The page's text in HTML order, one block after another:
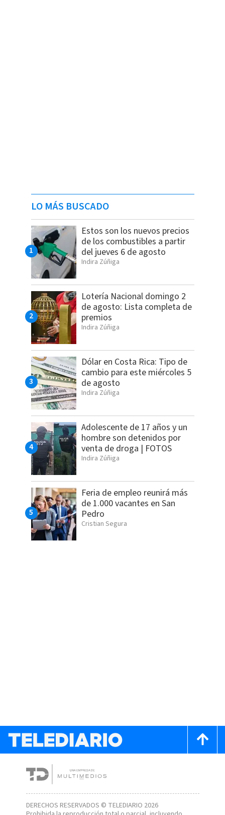
LO MÁS BUSCADO
Estos son los nuevos precios
de los combustibles a partir
del jueves 6 de agosto
Indira Zúñiga
Lotería Nacional domingo 2
de agosto: Lista completa de
premios
Indira Zúñiga
Dólar en Costa Rica: Tipo de
cambio para este miércoles 5
de agosto
Indira Zúñiga
Adolescente de 17 años y un
hombre son detenidos por
venta de droga | FOTOS
Indira Zúñiga
Feria de empleo reunirá más
de 1.000 vacantes en San
Pedro
Cristian Segura
DERECHOS RESERVADOS © TELEDIARIO 2026